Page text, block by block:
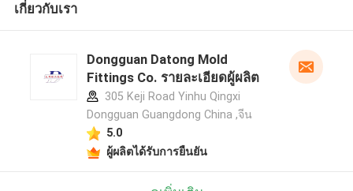
เกี่ยวกับเรา
Dongguan Datong Mold
Fittings Co. รายละเอียดผู้ผลิต
305 Keji Road Yinhu Qingxi
Dongguan Guangdong China ,จีน
5.0
ผู้ผลิตได้รับการยืนยัน